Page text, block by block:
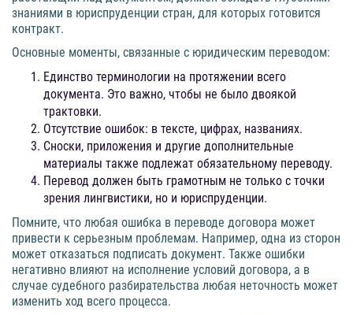
знаниями в юриспруденции стран, для которых готовится
контракт.
Основные моменты, связанные с юридическим переводом:
Единство терминологии на протяжении всего
документа. Это важно, чтобы не было двоякой
трактовки.
Отсутствие ошибок: в тексте, цифрах, названиях.
Сноски, приложения и другие дополнительные
материалы также подлежат обязательному переводу.
Перевод должен быть грамотным не только с точки
зрения лингвистики, но и юриспруденции.
Помните, что любая ошибка в переводе договора может
привести к серьезным проблемам. Например, одна из сторон
может отказаться подписать документ. Также ошибки
негативно влияют на исполнение условий договора, а в
случае судебного разбирательства любая неточность может
изменить ход всего процесса.